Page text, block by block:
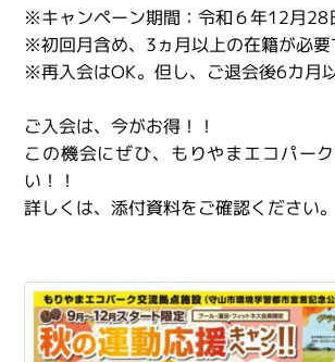
※キャンペーン期間：令和６年12月28
※初回月含め、3ヵ月以上の在籍が必要
※再入会はOK。但し、ご退会後6カ月
ご入会は、今がお得！！
この機会にぜひ、もりやまエコパー
い！！
詳しくは、添付資料をご確認ください。